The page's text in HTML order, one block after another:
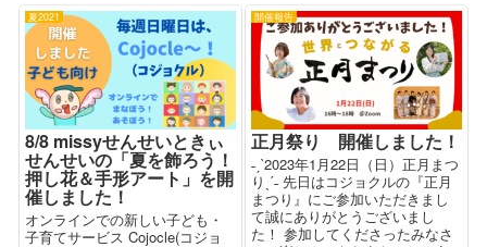
夏2021
8/8 missyせんせいときぃ
せんせいの「夏を飾ろう！
押し花＆手形アート」を開
催しました！
オンラインでの新しい子ども・
子育てサービス Cojocle(コジョ
開催報告
正月祭り 開催しました！
˗ˏˋ2023年1月22日（日）正月まつ
りˎˊ˗ 先日はコジョクルの『正月
まつり』にご参加いただきまし
て誠にありがとうございまし
た！ 参加してくださったみなさ